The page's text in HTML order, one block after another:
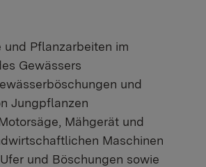
und Pflanzarbeiten im
Gewässers
und
Jungpflanzen
Mähgerät und
Maschinen
und Böschungen sowie